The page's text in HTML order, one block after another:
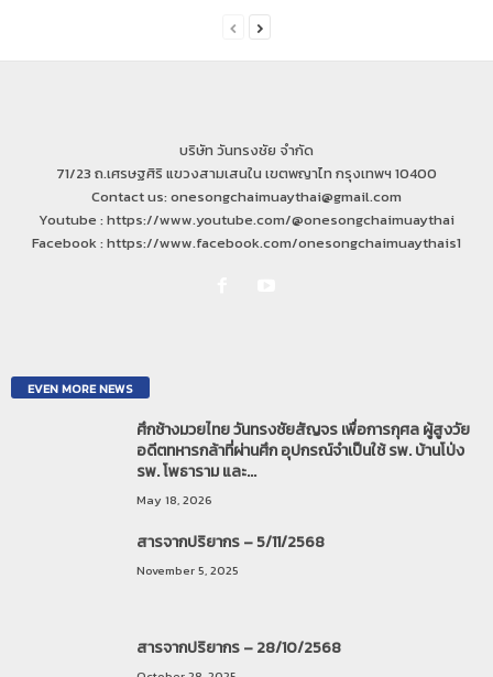
บริษัท วันทรงชัย จำกัด
71/23 ถ.เศรษฐศิริ แขวงสามเสนใน เขตพญาไท กรุงเทพฯ 10400
Contact us: onesongchaimuaythai@gmail.com
Youtube : https://www.youtube.com/@onesongchaimuaythai
Facebook : https://www.facebook.com/onesongchaimuaythais1
EVEN MORE NEWS
ศึกช้างมวยไทย วันทรงชัยสัญจร เพื่อการกุศล ผู้สูงวัย
อดีตทหารกล้าที่ผ่านศึก อุปกรณ์จำเป็นใช้ รพ. บ้านโป่ง
รพ. โพธาราม และ...
May 18, 2026
สารจากปริยากร – 5/11/2568
November 5, 2025
สารจากปริยากร – 28/10/2568